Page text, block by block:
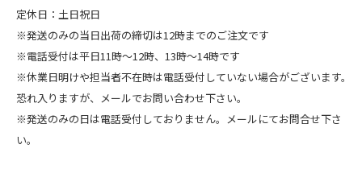
定休日：土日祝日
※発送のみの当日出荷の締切は12時までのご注文です
※電話受付は平日11時～12時、13時～14時です
※休業日明けや担当者不在時は電話受付していない場合がございます。
恐れ入りますが、メールでお問い合わせ下さい。
※発送のみの日は電話受付しておりません。メールにてお問合せ下さ
い。